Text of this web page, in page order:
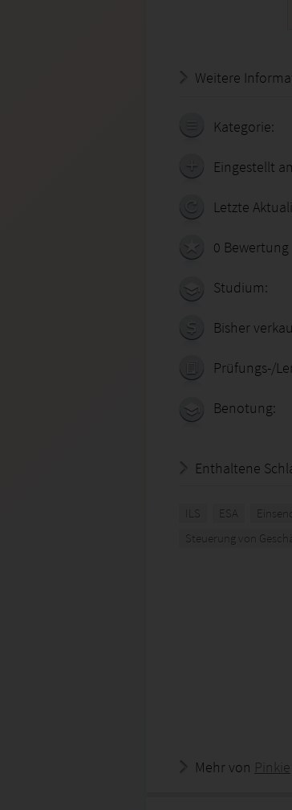
Weitere
Kategorie:
Eingestellt
Letzte
0 Bewertung
Studium:
Bisher
Prüfungs-/
Benotung:
Enthaltene
ILS ESA
Steuerung von
Mehr von Pinkie